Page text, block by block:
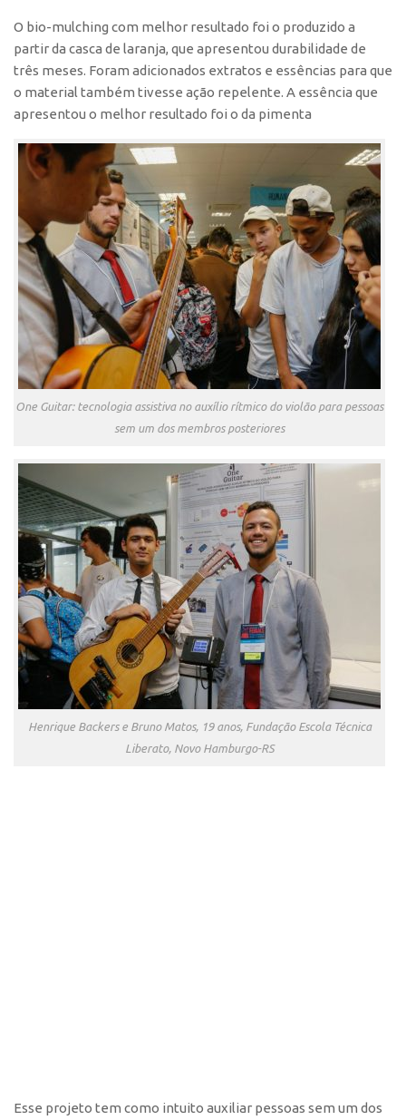
O bio-mulching com melhor resultado foi o produzido a
partir da casca de laranja, que apresentou durabilidade de
três meses. Foram adicionados extratos e essências para que
o material também tivesse ação repelente. A essência que
apresentou o melhor resultado foi o da pimenta
One Guitar: tecnologia assistiva no auxílio rítmico do violão para pessoas
sem um dos membros posteriores
Henrique Backers e Bruno Matos, 19 anos, Fundação Escola Técnica
Liberato, Novo Hamburgo-RS
Esse projeto tem como intuito auxiliar pessoas sem um dos